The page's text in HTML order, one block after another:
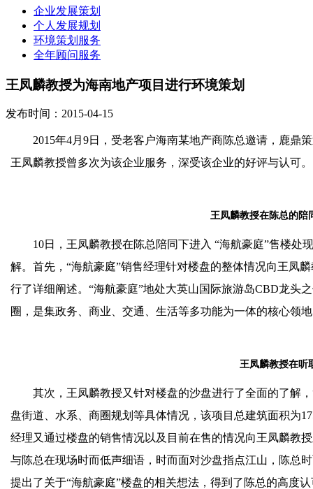
企业发展策划
个人发展规划
环境策划服务
全年顾问服务
王凤麟教授为海南地产项目进行环境策划
发布时间：2015-04-15
2015年4月 9日，受老客户海南某地产商陈总邀请，鹿鼎
王凤麟教授曾多次为该企业服务，深受该企业的好评与认可。
王凤麟教授在陈总的陪
10日，王凤麟教授在陈总陪同下进入 “海航豪庭”售楼处
解。首先， “海航豪庭”销售经理针对楼盘的整体情况向王凤
行了详细阐述。 “海航豪庭”地处大英山国际旅游岛CBD龙头
圈，是集政务、商业、交通、生活等多功能为一体的核心领
王凤麟教授在听
其次，王凤麟教授又针对楼盘的沙盘进行了全面的了解，
盘街道、水系、商圈规划等具体情况，该项目总建筑面积为
经理又通过楼盘的销售情况以及目前在售的情况向王凤麟教
与陈总在现场时而低声细语，时而面对沙盘指点江山，陈总
提出了关于“海航豪庭”楼盘的相关想法，得到了陈总的高度